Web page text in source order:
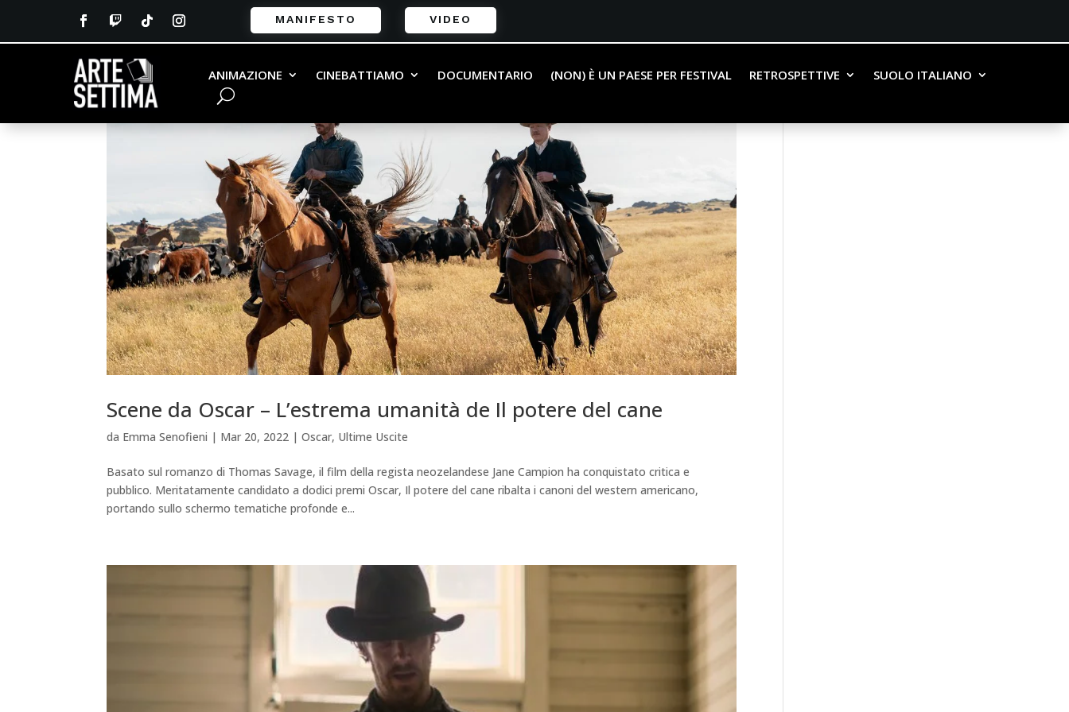
MANIFESTO VIDEO
ANIMAZIONE CINEBATTIAMO DOCUMENTARIO (NON) È UN PAESE PER FESTIVAL RETROSPETTIVE SUOLO ITALIANO
Scene da Oscar – L’estrema umanità de Il potere del cane
da Emma Senofieni | Mar 20, 2022 |Oscar, Ultime Uscite
Basato sul romanzo di Thomas Savage, il film della regista neozelandese Jane Campion ha conquistato critica e
pubblico. Meritatamente candidato a dodici premi Oscar, Il potere del cane ribalta i canoni del western americano,
portando sullo schermo tematiche profonde e...